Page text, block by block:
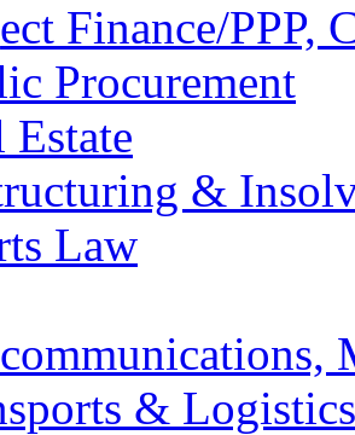
Finance/PPP,
Procurement
Estate
&
Law
& Logistics